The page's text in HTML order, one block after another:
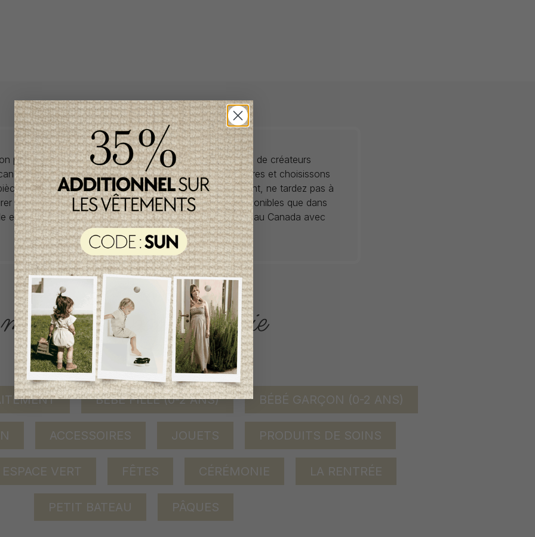
propose des collections pour de vêtements pour bébés de créateurs
à prix imbattables. Nous dénichons les perles rares et choisissons
de saisons en saisons. Si un vêtement vous convient, ne tardez pas à
car la plupart du temps, les articles offerts ne sont disponibles que dans
et en un seul exemplaire. Profitez de la livraison gratuite au Canada avec
tout achat de 100$ et plus avant taxes.
ACCÈS RAPIDE
magasinez par catégorie
BÉBÉ FILLE (0-2 ANS) BÉBÉ GARÇON (0-2 ANS)
ACCESSOIRES JOUETS PRODUITS DE SOINS
ESPACE VERT FÊTES CÉRÉMONIE LA RENTRÉE
PETIT BATEAU PÂQUES